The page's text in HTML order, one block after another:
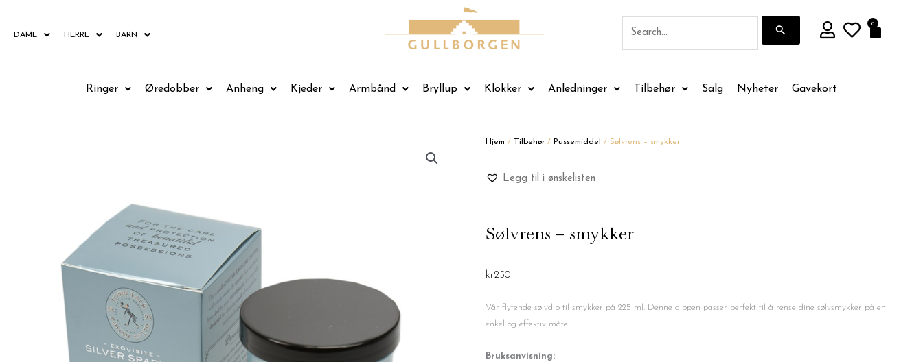
DAME HERRE BARN
0
Ringer Øredobber Anheng Kjeder Armbånd Bryllup Klokker Anledninger Tilbehør Salg Nyheter Gavekort
Hjem / Tilbehør / Pussemiddel / Sølvrens – smykker
Legg til i ønskelisten
Sølvrens – smykker
kr250
Vår flytende sølvdip til smykker på 225 ml. Denne dippen passer perfekt til å rense dine sølvsmykker på en
enkel og effektiv måte.
Bruksanvisning: